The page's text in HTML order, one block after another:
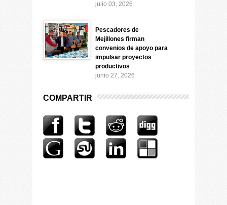
julio 03, 2026
Pescadores de
Mejillones firman
convenios de apoyo para
impulsar proyectos
productivos
junio 27, 2026
COMPARTIR